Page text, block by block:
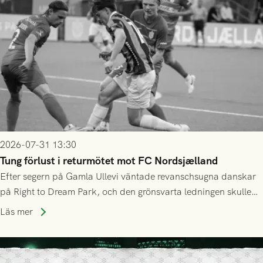
2026-07-31 13:30
Tung förlust i returmötet mot FC Nordsjælland
Efter segern på Gamla Ullevi väntade revanschsugna danskar
på Right to Dream Park, och den grönsvarta ledningen skulle
upphöra efter mindre än kvarten spelad. På lika mark visade
tennissiffror och det grönsvarta europaäventyret tog slut.
Läs mer